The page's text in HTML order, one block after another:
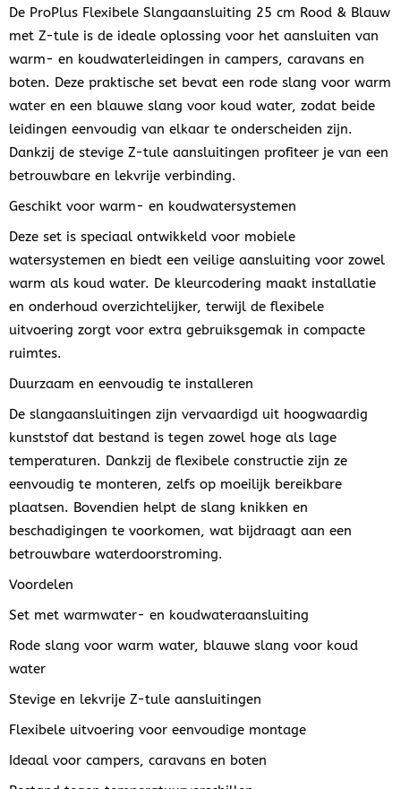
De ProPlus Flexibele Slangaansluiting 25 cm Rood & Blauw
met Z-tule is de ideale oplossing voor het aansluiten van
warm- en koudwaterleidingen in campers, caravans en
boten. Deze praktische set bevat een rode slang voor warm
water en een blauwe slang voor koud water, zodat beide
leidingen eenvoudig van elkaar te onderscheiden zijn.
Dankzij de stevige Z-tule aansluitingen profiteer je van een
betrouwbare en lekvrije verbinding.
Geschikt voor warm- en koudwatersystemen
Deze set is speciaal ontwikkeld voor mobiele
watersystemen en biedt een veilige aansluiting voor zowel
warm als koud water. De kleurcodering maakt installatie
en onderhoud overzichtelijker, terwijl de flexibele
uitvoering zorgt voor extra gebruiksgemak in compacte
ruimtes.
Duurzaam en eenvoudig te installeren
De slangaansluitingen zijn vervaardigd uit hoogwaardig
kunststof dat bestand is tegen zowel hoge als lage
temperaturen. Dankzij de flexibele constructie zijn ze
eenvoudig te monteren, zelfs op moeilijk bereikbare
plaatsen. Bovendien helpt de slang knikken en
beschadigingen te voorkomen, wat bijdraagt aan een
betrouwbare waterdoorstroming.
Voordelen
Set met warmwater- en koudwateraansluiting
Rode slang voor warm water, blauwe slang voor koud
water
Stevige en lekvrije Z-tule aansluitingen
Flexibele uitvoering voor eenvoudige montage
Ideaal voor campers, caravans en boten